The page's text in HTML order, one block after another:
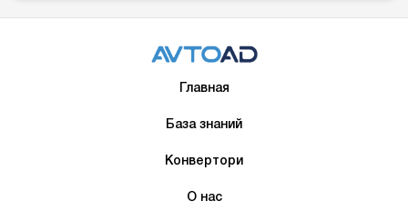
Главная
База знаний
Конвертори
О нас